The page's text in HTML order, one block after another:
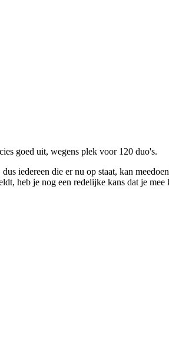
goed uit, wegens plek voor 120 duo's.
iedereen die er nu op staat, kan
heb je nog een redelijke kans dat je